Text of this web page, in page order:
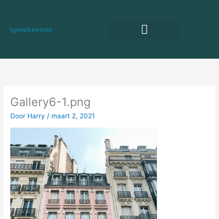
lgwiekevorst
Gallery6-1.png
Door Harry / maart 2, 2021